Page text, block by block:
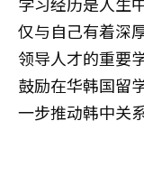
仅与自己有着深
领导人才的重要
鼓励在华韩国留
一步推动韩中关